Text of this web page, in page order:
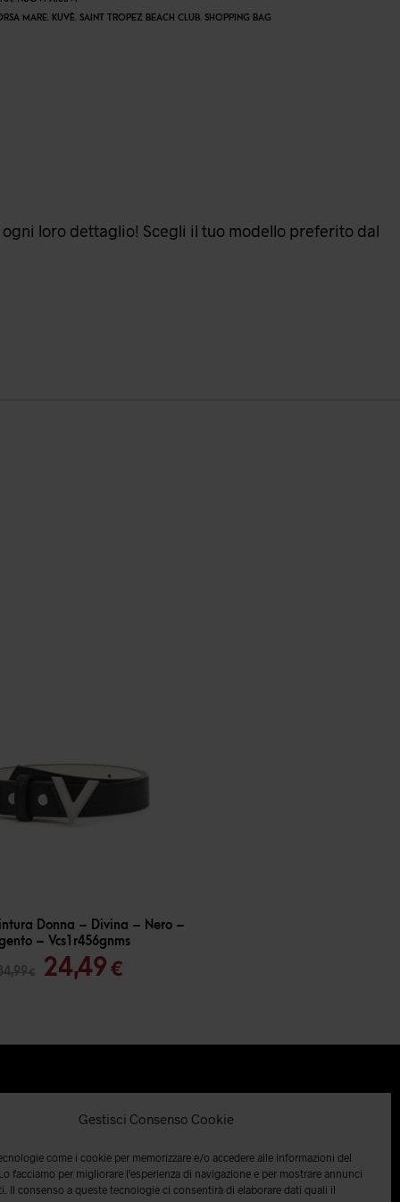
Gestisci Consenso Cookie
come i cookie per memorizzare e/o accedere alle informazioni del
facciamo per migliorare l'esperienza di navigazione e per mostrare annunci
Il consenso a queste tecnologie ci consentirà di elaborare dati quali il
MARE, KUVÈ, SAINT TROPEZ BEACH CLUB, SHOPPING BAG
loro dettaglio! Scegli il tuo modello preferito dal
Donna – Divina – Nero –
– Vcs1r456gnms
€
Il
era:
24,49€Il
è: